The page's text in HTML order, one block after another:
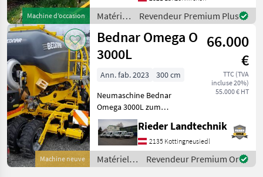
Machine d’occasion
Zinkenreihen
Planierschiene zweireihige
Crosskill-Walze Finish-Wa
Matériels
de
travail
du sol /
Bednar
Revendeur Premium Plus
Machine neuve
Bednar Omega O
3000L
66.000
€
TTC (TVA
incluse 20%)
55.000 € HT
Ann. fab. 2023
300 cm
Neumaschine Bednar
Omega 3000L zum
Aktionspreis !!!
Maschinenkonfiguration: -
2800L Tank -Reihenabstand
16, 7 cm -Andruckrollen
330x50mm -
Rieder Landtechnik
2135 Kottingneusiedl
Matériels
de semis /
Revendeur Premium Or